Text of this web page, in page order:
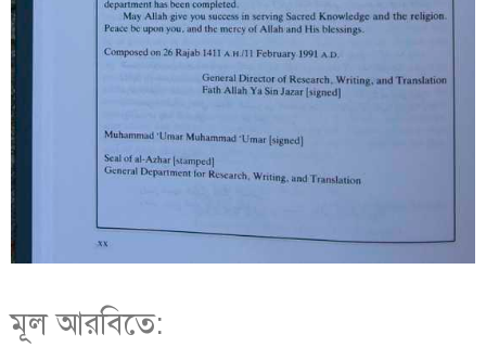
মূল আরবিতে: